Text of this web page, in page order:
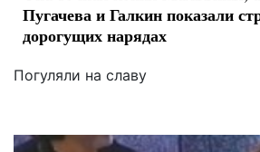
Пугачева и Галкин показали
дорогущих нарядах
Погуляли на славу